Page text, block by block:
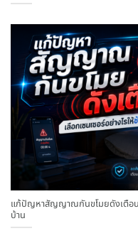
แก้ปัญหาสัญญาณกันขโมยดังเตือนมั่
บ้าน